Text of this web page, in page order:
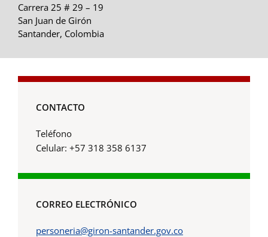
Carrera 25 # 29 – 19
San Juan de Girón
Santander, Colombia
CONTACTO
Teléfono
Celular: +57 318 358 6137
CORREO ELECTRÓNICO
personeria@giron-santander.gov.co